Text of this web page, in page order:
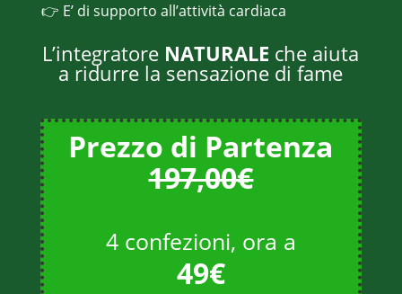
👉 E’ di supporto all’attività cardiaca
L’integratore NATURALE che aiuta
a ridurre la sensazione di fame
Prezzo di Partenza
197,00€
4 confezioni, ora a
49€